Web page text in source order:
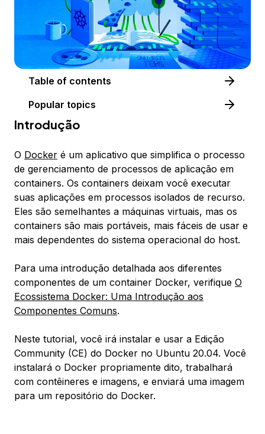
Table of contents
Popular topics
Introdução
O Docker é um aplicativo que simplifica o processo
de gerenciamento de processos de aplicação em
containers. Os containers deixam você executar
suas aplicações em processos isolados de recurso.
Eles são semelhantes a máquinas virtuais, mas os
containers são mais portáveis, mais fáceis de usar e
mais dependentes do sistema operacional do host.
Para uma introdução detalhada aos diferentes
componentes de um container Docker, verifique O
Ecossistema Docker: Uma Introdução aos
Componentes Comuns.
Neste tutorial, você irá instalar e usar a Edição
Community (CE) do Docker no Ubuntu 20.04. Você
instalará o Docker propriamente dito, trabalhará
com contêineres e imagens, e enviará uma imagem
para um repositório do Docker.